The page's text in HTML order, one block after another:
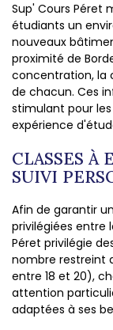
Sup' Cours Péret
étudiants un
nouveaux
proximité de
concentration, la
de chacun. Ces
stimulant pour
expérience
CLASSES À
SUIVI
Afin de garantir
privilégiées entre
Péret privilégie
nombre restreint
entre 18 et 20),
attention
adaptées à ses